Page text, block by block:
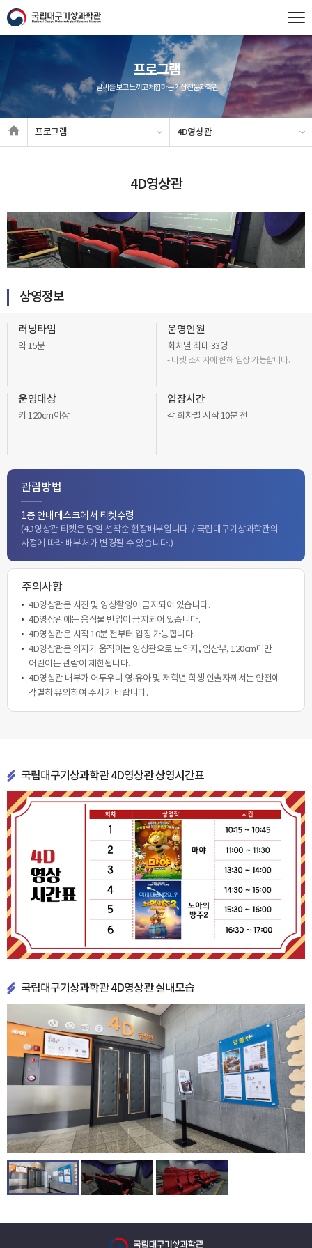
프로그램
날씨를 보고 느끼고 체험하는 기상전문과학관
프로그램 4D영상관
4D영상관
상영정보
러닝타임
약 15분
운영인원
회차별 최대 33명
- 티켓 소지자에 한해 입장 가능합니다.
운영대상
키 120cm이상
입장시간
각 회차별 시작 10분 전
관람방법
1층 안내데스크에서 티켓수령
(4D영상관 티켓은 당일 선착순 현장배부입니다. / 국립대구기상과학관의
사정에 따라 배부처가 변경될 수 있습니다.)
주의사항
4D영상관은 사진 및 영상촬영이 금지되어 있습니다.
4D영상관에는 음식물 반입이 금지되어 있습니다.
4D영상관은 시작 10분 전부터 입장 가능합니다.
4D영상관은 의자가 움직이는 영상관으로 노약자, 임산부, 120cm미만
어린이는 관람이 제한됩니다.
4D영상관 내부가 어두우니 영·유아 및 저학년 학생 인솔자께서는 안전에
각별히 유의하여 주시기 바랍니다.
국립대구기상과학관 4D영상관 상영시간표
국립대구기상과학관 4D영상관 실내모습